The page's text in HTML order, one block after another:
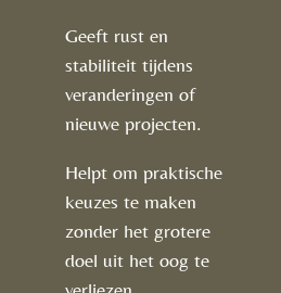
Geeft rust en
stabiliteit tijdens
veranderingen of
nieuwe projecten.
Helpt om praktische
keuzes te maken
zonder het grotere
doel uit het oog te